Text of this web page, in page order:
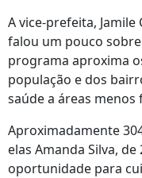
A vice-prefeita,
falou um pouco
programa aproxima
população e dos
saúde a áreas menos
Aproximadamente
elas Amanda Silva,
oportunidade para